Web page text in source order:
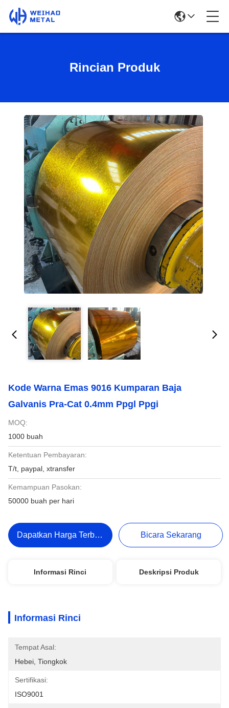
Rincian Produk
Kode Warna Emas 9016 Kumparan Baja
Galvanis Pra-Cat 0.4mm Ppgl Ppgi
MOQ:
1000 buah
Ketentuan Pembayaran:
T/t, paypal, xtransfer
Kemampuan Pasokan:
50000 buah per hari
Dapatkan Harga Terbaik Bicara Sekarang
Informasi Rinci Deskripsi Produk
Informasi Rinci
Tempat Asal:
Hebei, Tiongkok
Sertifikasi:
ISO9001